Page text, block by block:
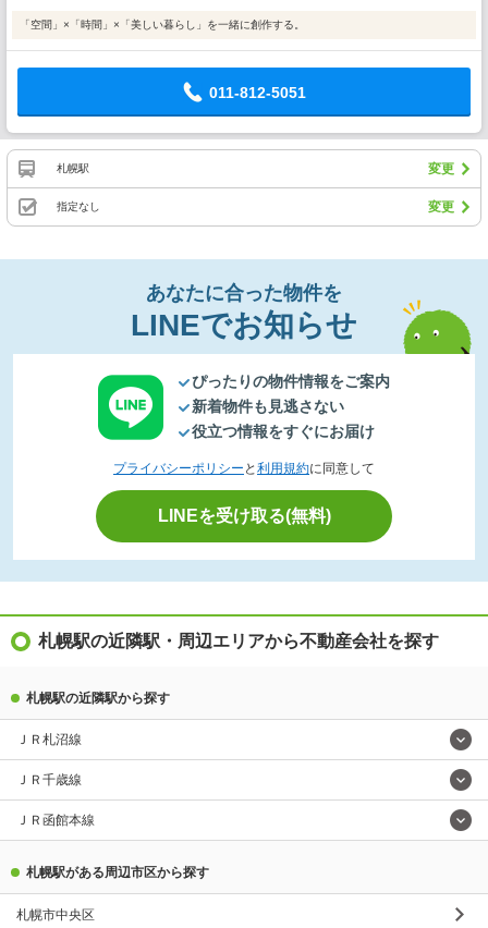
「空間」×「時間」×「美しい暮らし」を一緒に創作する。
011-812-5051
札幌駅 変更
指定なし 変更
あなたに合った物件を
LINEでお知らせ
ぴったりの物件情報をご案内
新着物件も見逃さない
役立つ情報をすぐにお届け
プライバシーポリシー と 利用規約に同意して
LINEを受け取る(無料)
札幌駅の近隣駅・周辺エリアから不動産会社を探す
札幌駅の近隣駅から探す
ＪＲ札沼線
ＪＲ千歳線
ＪＲ函館本線
札幌駅がある周辺市区から探す
札幌市中央区